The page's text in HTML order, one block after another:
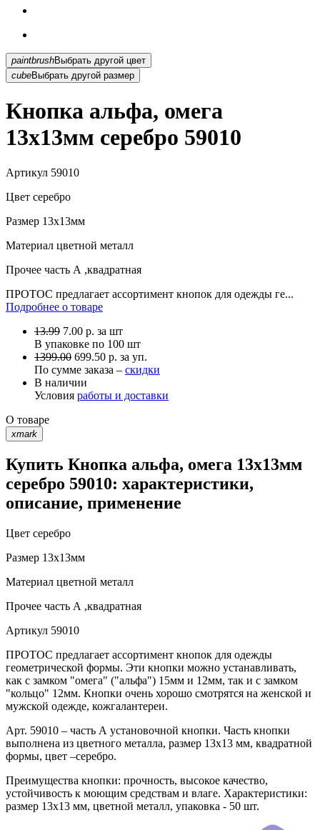
paintbrush
Выбрать другой цвет
cubeВыбрать другой размер
Кнопка альфа, омега
13х13мм серебро 59010
Артикул 59010
Цвет серебро
Размер 13х13мм
Материал цветной металл
Прочее часть А ,квадратная
ПРОТОС предлагает ассортимент кнопок для одежды ге...
Подробнее о товаре
13.99 7.00 р. за шт
В упаковке по 100 шт
1399.00 699.50 р. за уп.
По сумме заказа – скидки
В наличии
Условия работы и доставки
О товаре
xmark
Купить Кнопка альфа, омега 13х13мм
серебро 59010: характеристики,
описание, применение
Цвет серебро
Размер 13х13мм
Материал цветной металл
Прочее часть А ,квадратная
Артикул 59010
ПРОТОС предлагает ассортимент кнопок для одежды
геометрической формы. Эти кнопки можно устанавливать,
как с замком "омега" ("альфа") 15мм и 12мм, так и с замком
"кольцо" 12мм. Кнопки очень хорошо смотрятся на женской и
мужской одежде, кожгалантереи.
Арт. 59010 – часть А установочной кнопки. Часть кнопки
выполнена из цветного металла, размер 13х13 мм, квадратной
формы, цвет –серебро.
Преимущества кнопки: прочность, высокое качество,
устойчивость к моющим средствам и влаге. Характеристики:
размер 13х13 мм, цветной металл, упаковка - 50 шт.